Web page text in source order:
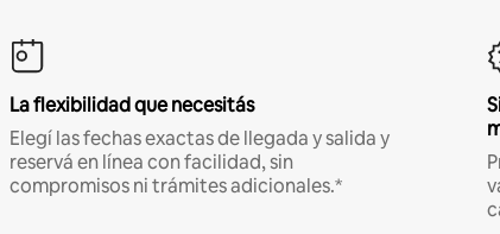
La flexibilidad que necesitás
Elegí las fechas exactas de llegada y salida y
reservá en línea con facilidad, sin
compromisos ni trámites adicionales.*